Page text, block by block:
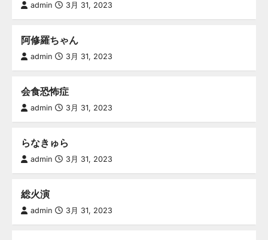
admin 3月 31, 2023
阿修羅ちゃん
admin 3月 31, 2023
会食恐怖症
admin 3月 31, 2023
らなきゅら
admin 3月 31, 2023
総火演
admin 3月 31, 2023